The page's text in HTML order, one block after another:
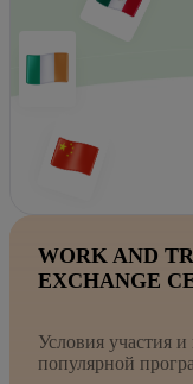
WORK AND
EXCHANGE
Условия участия
популярной